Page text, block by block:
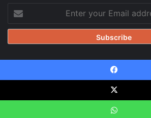
your
Email
© Copyright 2026, All Rights Reserved |
Blog
Facebook
X